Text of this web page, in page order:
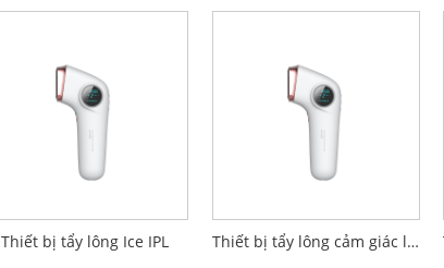
Thiết bị tẩy lông Ice IPL Thiết bị tẩy lông cảm giác lạnh IPL